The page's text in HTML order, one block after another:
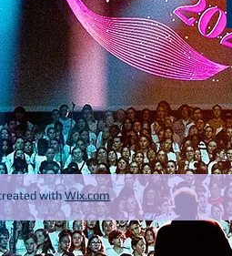
withWix.com